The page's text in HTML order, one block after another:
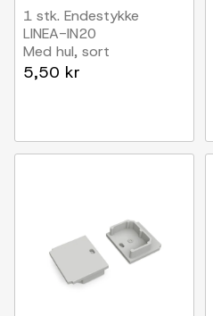
1 stk. Endestykke
LINEA-IN20
Med hul, sort
5,50 kr